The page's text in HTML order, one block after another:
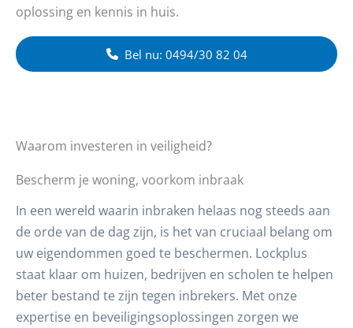
oplossing en kennis in huis.
Bel nu: 0494/30 82 04
Waarom investeren in veiligheid?
Bescherm je woning, voorkom inbraak
In een wereld waarin inbraken helaas nog steeds aan
de orde van de dag zijn, is het van cruciaal belang om
uw eigendommen goed te beschermen. Lockplus
staat klaar om huizen, bedrijven en scholen te helpen
beter bestand te zijn tegen inbrekers. Met onze
expertise en beveiligingsoplossingen zorgen we